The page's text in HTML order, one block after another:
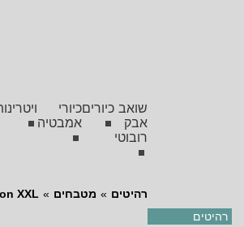
שואב
אבק
רובוטי
כיוריםכיורי
אמבטיה
רהיטים » מטבחים »
XXL
רהיטים